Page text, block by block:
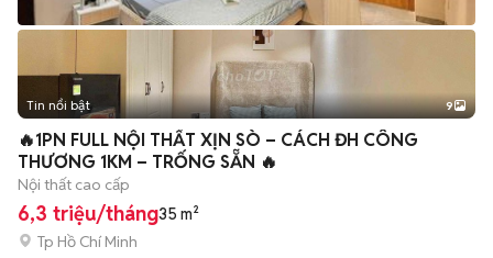
+2
Tin nổi bật 9
🔥1PN FULL NỘI THẤT XỊN SÒ – CÁCH ĐH CÔNG
THƯƠNG 1KM – TRỐNG SẴN 🔥
Nội thất cao cấp
6,3 triệu/tháng35 m²
Tp Hồ Chí Minh